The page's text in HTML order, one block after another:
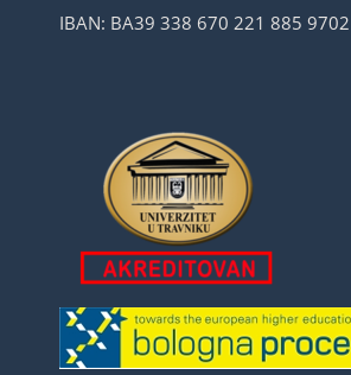
IBAN: BA39 338 670 221 885 9702